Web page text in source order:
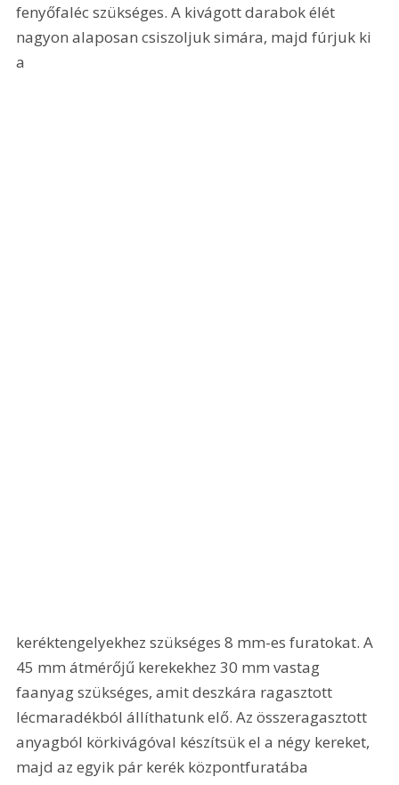
fenyőfaléc szükséges. A kivágott darabok élét
nagyon alaposan csiszoljuk simára, majd fúrjuk ki
a
keréktengelyekhez szükséges 8 mm-es furatokat. A
45 mm átmérőjű kerekekhez 30 mm vastag
faanyag szükséges, amit deszkára ragasztott
lécmaradékból állíthatunk elő. Az összeragasztott
anyagból körkivágóval készítsük el a négy kereket,
majd az egyik pár kerék központfuratába